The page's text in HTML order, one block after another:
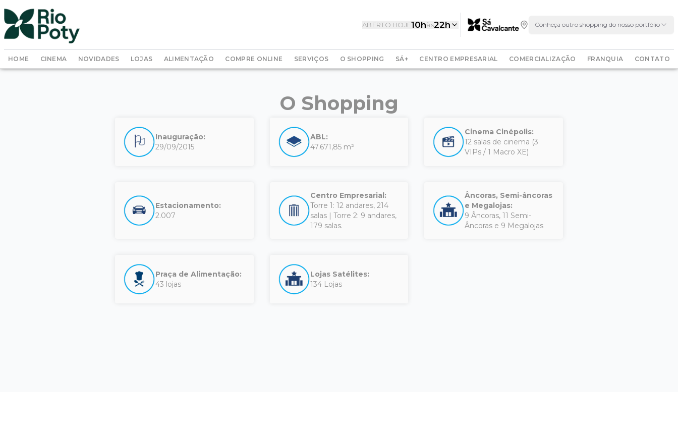
ABERTO HOJE10hàs22h Conheça outro shopping do nosso portfólio
HOME CINEMA NOVIDADES LOJAS ALIMENTAÇÃO COMPRE ONLINE SERVIÇOS O SHOPPING SÁ+ CENTRO EMPRESARIAL COMERCIALIZAÇÃO FRANQUIA CONTATO
O Shopping
Inauguração:
29/09/2015
ABL:
47.671,85 m²
Cinema Cinépolis:
12 salas de cinema (3
VIPs / 1 Macro XE)
Estacionamento:
2.007
Centro Empresarial:
Torre 1: 12 andares, 214
salas | Torre 2: 9 andares,
179 salas.
Âncoras, Semi-âncoras
e Megalojas:
9 Âncoras, 11 Semi-
Âncoras e 9 Megalojas
Praça de Alimentação:
43 lojas
Lojas Satélites:
134 Lojas